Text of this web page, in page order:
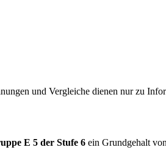
und Vergleiche dienen nur zu
E 5 der Stufe 6 ein Grundgehalt